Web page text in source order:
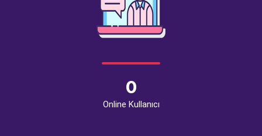
0
Online Kullanıcı